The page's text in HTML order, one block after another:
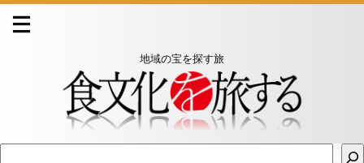
地域の宝を探す旅